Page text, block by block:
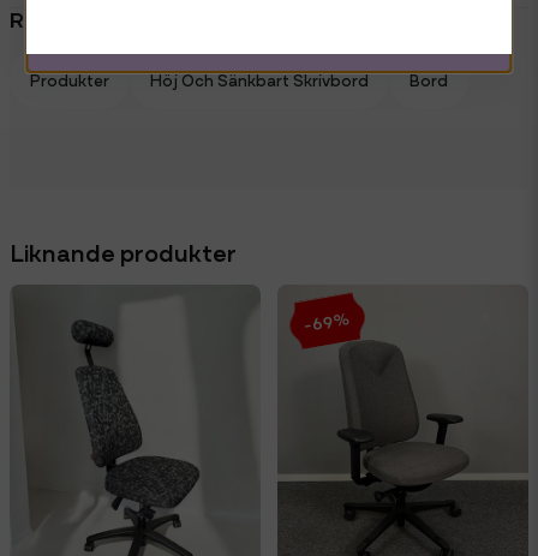
Relaterade kategorier
Produkter Höj Och Sänkbart Skrivbord Bord
Liknande produkter
-69%